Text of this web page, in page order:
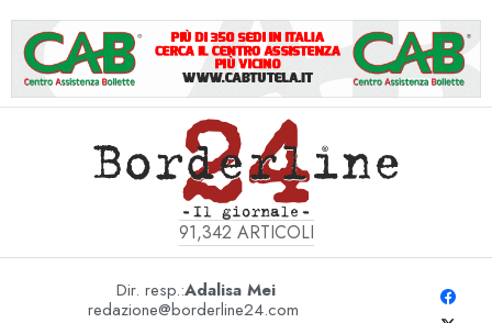
91,342 ARTICOLI
Dir. resp.:Adalisa Mei
redazione@borderline24.com